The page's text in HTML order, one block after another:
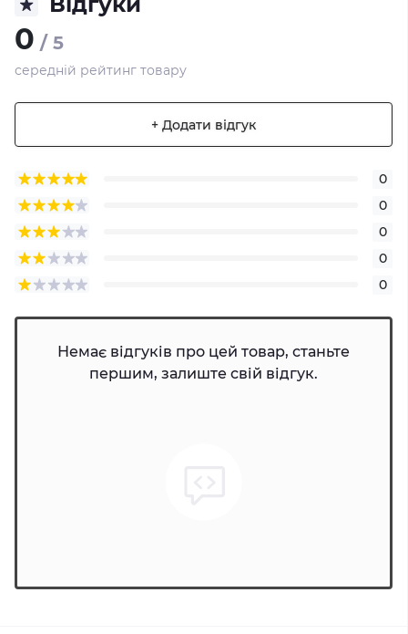
0 / 5
середній рейтинг товару
+ Додати відгук
0
0
0
0
0
Немає відгуків про цей товар, станьте
першим, залиште свій відгук.